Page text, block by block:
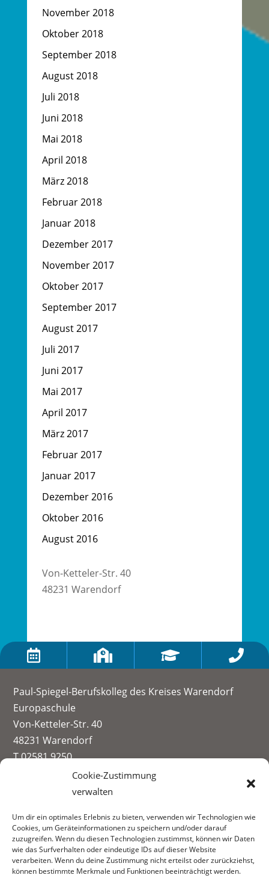
Cookie-Zustimmung
verwalten
Um dir ein optimales Erlebnis zu bieten, verwenden wir Technologien wie
Cookies, um Geräteinformationen zu speichern und/oder darauf
zuzugreifen. Wenn du diesen Technologien zustimmst, können wir Daten
wie das Surfverhalten oder eindeutige IDs auf dieser Website
verarbeiten. Wenn du deine Zustimmung nicht erteilst oder zurückziehst,
können bestimmte Merkmale und Funktionen beeinträchtigt werden.
November 2018
Oktober 2018
September 2018
August 2018
Juli 2018
Juni 2018
Mai 2018
April 2018
März 2018
Februar 2018
Januar 2018
Dezember 2017
November 2017
Oktober 2017
September 2017
August 2017
Juli 2017
Juni 2017
Mai 2017
April 2017
März 2017
Februar 2017
Januar 2017
Dezember 2016
Oktober 2016
August 2016
Von-Ketteler-Str. 40
48231 Warendorf
   
Paul-Spiegel-Berufskolleg des Kreises Warendorf
Europaschule
Von-Ketteler-Str. 40
48231 Warendorf
T 02581 9250
info@paul-spiegel-berufskolleg.eu
Datenschutzerklärung
Informationen zur Datenerhebung
Fachbereiche: